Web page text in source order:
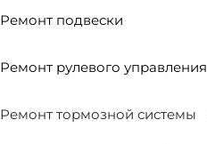
Ремонт подвески
Ремонт рулевого управления
Ремонт тормозной системы